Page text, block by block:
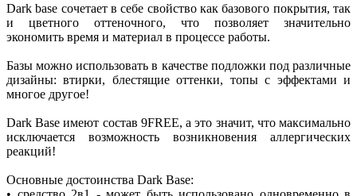
Dark base сочетает в себе свойство как базового покрытия, так
и цветного оттеночного, что позволяет значительно
экономить время и материал в процессе работы.
Базы можно использовать в качестве подложки под различные
дизайны: втирки, блестящие оттенки, топы с эффектами и
многое другое!
Dark Base имеют состав 9FREE, а это значит, что максимально
исключается возможность возникновения аллергических
реакций!
Основные достоинства Dark Base: